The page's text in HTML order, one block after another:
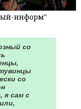
информ"
со
со
я сам с